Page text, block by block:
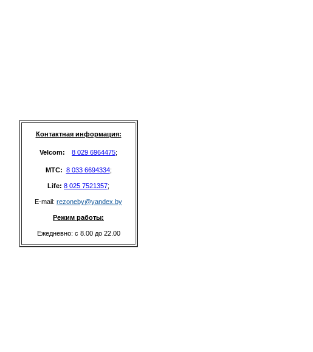
Контактная информация:
Velcom: 8 029 6964475;
MTC: 8 033 6694334;
Life: 8 025 7521357;
E-mail: rezoneby@yandex.by
Режим работы:
Ежедневно: с 8.00 до 22.00